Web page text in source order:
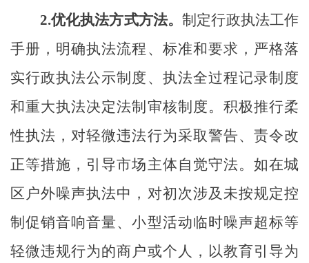
2.优化执法方式方法。制定行政执法工作
手册，明确执法流程、标准和要求，严格落
实行政执法公示制度、执法全过程记录制度
和重大执法决定法制审核制度。积极推行柔
性执法，对轻微违法行为采取警告、责令改
正等措施，引导市场主体自觉守法。如在城
区户外噪声执法中，对初次涉及未按规定控
制促销音响音量、小型活动临时噪声超标等
轻微违规行为的商户或个人，以教育引导为